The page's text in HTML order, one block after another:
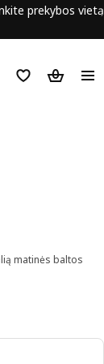
prekybos vietą
Prisijungti
Pageidavimų
Pirkinių
matinės baltos